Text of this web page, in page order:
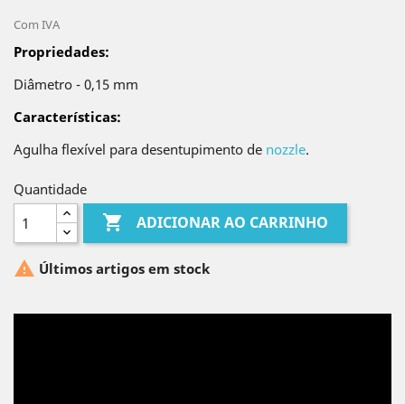
Com IVA
Propriedades:
Diâmetro - 0,15 mm
Características:
Agulha flexível para desentupimento de nozzle.
Quantidade
 ADICIONAR AO CARRINHO
 Últimos artigos em stock